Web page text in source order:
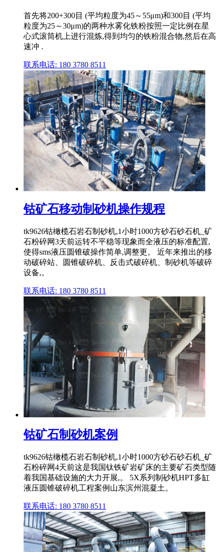
首先将200+300目 (平均粒度为45～55μm)和300目 (平均
粒度为25～30μm)的两种水雾化铁粉按照一定比例在星
心式滚筒机上进行混炼,得到均匀的铁粉混合物,然后在高
速冲 .
联系电话: 180 3780 8511
钴矿石移动制砂机操作规程
tk9626钴橄榄石岩石制砂机,1小时1000方砂石砂石机_矿
石粉碎网3天前运转不平稳等现象而全液压的标准配置,
使得sms液压圆锥破操作简单,调整更。 近年来推出的移
动破碎站、圆锥破碎机、反击式破碎机、制砂机等破碎
设备,。
联系电话: 180 3780 8511
钴矿石制砂机案例
tk9626钴橄榄石岩石制砂机,1小时1000方砂石砂石机_矿
石粉碎网4天前这是我国钛铁矿岩矿床的主要矿石类型随
着我国基础设施的大力开展,。 5X系列制砂机HPT多缸
液压圆锥破碎机工程案例山东滨州混凝土。
联系电话: 180 3780 8511